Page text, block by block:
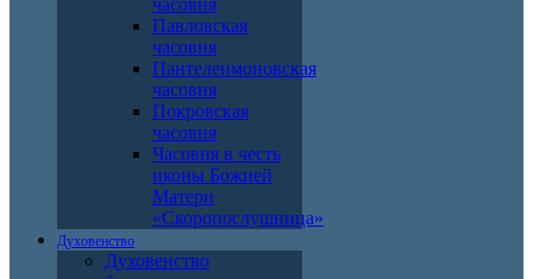
Павловская
часовня
Пантелеимоновская
часовня
Покровская
часовня
Часовня в честь
иконы Божией
Матери
«Скоропослушница»
Духовенство
Духовенство